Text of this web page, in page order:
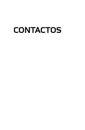
CONTACTOS